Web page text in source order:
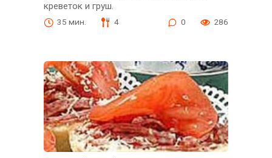
креветок и груш.
35 мин. 4 0 286